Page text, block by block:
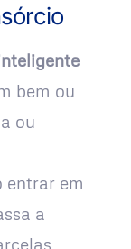
bem ou
ou
entrar em
a